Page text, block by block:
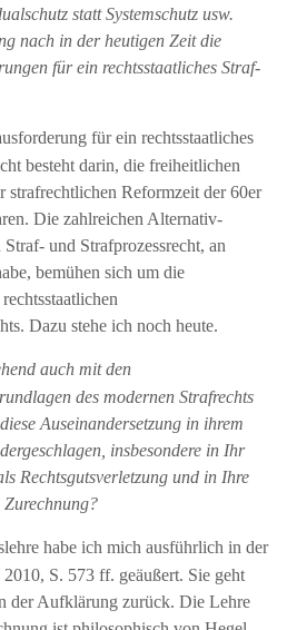
statt Systemschutz usw.
nach in der heutigen Zeit die
für ein rechtsstaatliches Straf-
für ein rechtsstaatliches
besteht darin, die freiheitlichen
strafrechtlichen Reformzeit der 60er
Die zahlreichen Alternativ-
und Strafprozessrecht, an
bemühen sich um die
Dazu stehe ich noch heute.
auch mit den
des modernen Strafrechts
Auseinandersetzung in ihrem
insbesondere in Ihr
Rechtsgutsverletzung und in Ihre
habe ich mich ausführlich in der
S. 573 ff. geäußert. Sie geht
der Aufklärung zurück. Die Lehre